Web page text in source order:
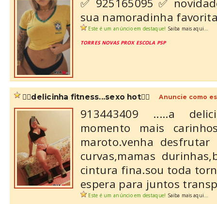
✅ 925165095 ✅
sua namoradinha
Este é um anúncio em destaque! Saiba mais aqui...
TORRES NOVAS PROX ESCOLA PSP
❤️‍🔥delicinha fitness...sexo hot❤️‍🔥 Anuncie como
913443409 .....a
momento mais
maroto.venha
curvas,mamas
cintura fina.sou toda
espera para juntos
Este é um anúncio em destaque! Saiba mais aqui...